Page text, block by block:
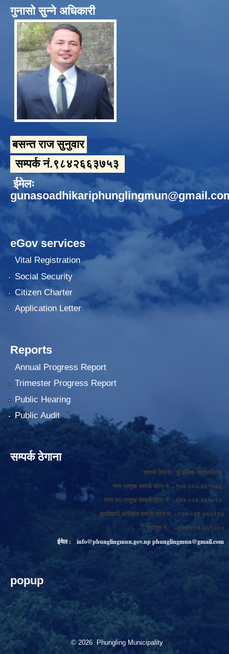
गुनासो सुन्ने अधिकारी
बसन्त राज सुनुवार
सम्पर्क नं.९८४२६६३७५३
ईमेलः
eGov services
Vital Registration
Social Security
Citizen Charter
Application Letter
Reports
Annual Progress Report
Trimester Progress Report
Public Hearing
Public Audit
सम्पर्क ठेगाना
सम्पर्क ठेगाना : फुङलिङ नगरपालिका
नगर प्रमुख सम्पर्क फोन नं: +९७७ ०२४-४६१०६६
नगर उप-प्रमुख सम्पर्क फोन नं: +९७७ ०२४-४६१०६७
कार्यकारी अधिकृत सम्पर्क फोन नं: +९७७ ०२४-४६०११४
फ्याक्स नं.: +९७७ ०२४-४६१०३०
ईमेल :
info@phunglingmun.gov.npphunglingmun@gmail.com
popup
© 2026 Phungling Municipality